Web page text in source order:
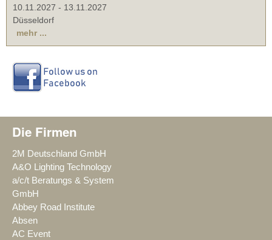
10.11.2027 - 13.11.2027
Düsseldorf
mehr ...
Die Firmen
2M Deutschland GmbH
A&O Lighting Technology
a/c/t Beratungs & System
GmbH
Abbey Road Institute
Absen
AC Event